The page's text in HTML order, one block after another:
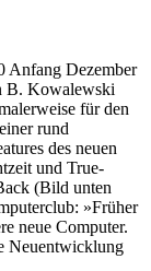
Anfang Dezember
B. Kowalewski
für den
rund
des neuen
und True-
(Bild unten
»Früher
neue Computer.
Neuentwicklung